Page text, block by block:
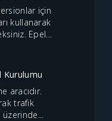
için
kullanarak
Epel...
Kurulumu
aracıdır.
trafik